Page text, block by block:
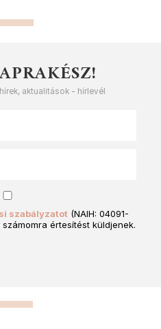
aktualitások - hírlevél
szabályzatot (NAIH: 04091-
értesítést küldjenek.